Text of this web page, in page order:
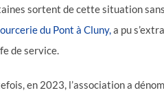
sortent de cette situation sans
du Pont à Cluny,a pu
de service.
en 2023, l’association a